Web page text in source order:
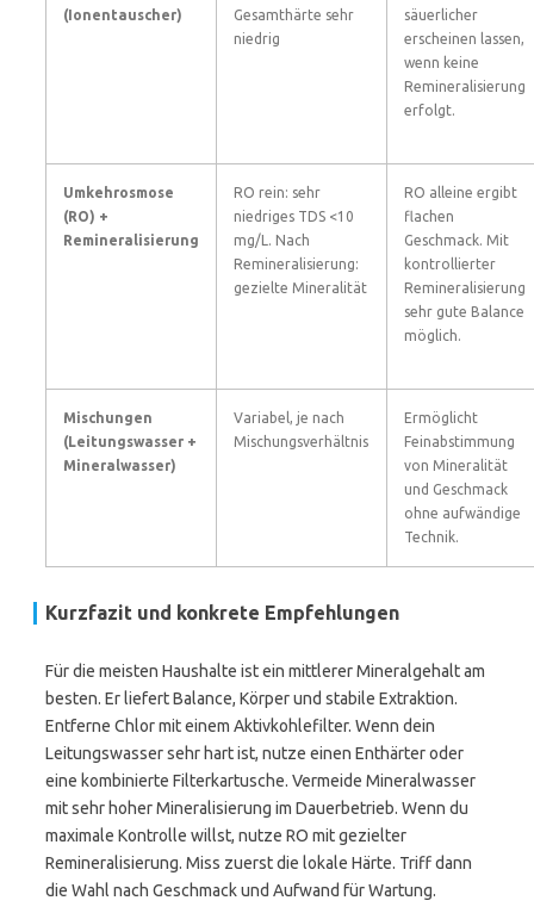
(Ionentauscher)
Gesamthärte sehr
niedrig
säuerlicher
erscheinen lassen,
wenn keine
Remineralisierung
erfolgt.
Umkehrosmose
(RO) +
Remineralisierung
RO rein: sehr
niedriges TDS <10
mg/L. Nach
Remineralisierung:
gezielte Mineralität
RO alleine ergibt
flachen
Geschmack. Mit
kontrollierter
Remineralisierung
sehr gute Balance
möglich.
Mischungen
(Leitungswasser +
Mineralwasser)
Variabel, je nach
Mischungsverhältnis
Ermöglicht
Feinabstimmung
von Mineralität
und Geschmack
ohne aufwändige
Technik.
Kurzfazit und konkrete Empfehlungen
Für die meisten Haushalte ist ein mittlerer Mineralgehalt am
besten. Er liefert Balance, Körper und stabile Extraktion.
Entferne Chlor mit einem Aktivkohlefilter. Wenn dein
Leitungswasser sehr hart ist, nutze einen Enthärter oder
eine kombinierte Filterkartusche. Vermeide Mineralwasser
mit sehr hoher Mineralisierung im Dauerbetrieb. Wenn du
maximale Kontrolle willst, nutze RO mit gezielter
Remineralisierung. Miss zuerst die lokale Härte. Triff dann
die Wahl nach Geschmack und Aufwand für Wartung.